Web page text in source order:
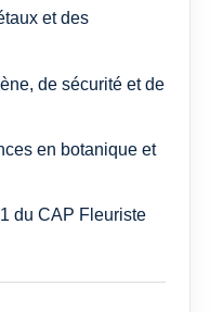
et des
de sécurité et de
en botanique et
du CAP Fleuriste